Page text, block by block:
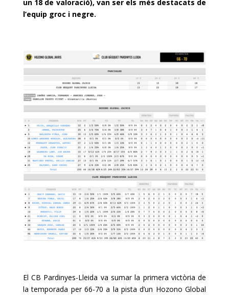
un 18 de valoració), van ser els més destacats de
l’equip groc i negre.
El CB Pardinyes-Lleida va sumar la primera victòria de
la temporada per 66-70 a la pista d’un Hozono Global